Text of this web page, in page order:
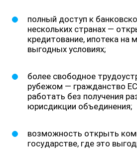
полный доступ к
нескольких странах —
кредитование, ипотека на
выгодных условиях;
более свободное
рубежом — гражданство
работать без получения
юрисдикции объединения;
возможность открыть
государстве, где это